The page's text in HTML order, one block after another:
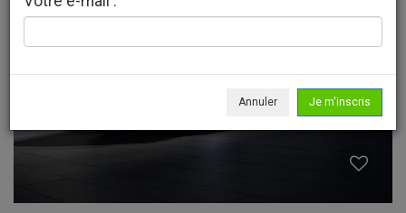
Annuler Je m'inscris